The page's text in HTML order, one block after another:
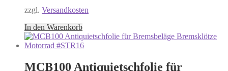
zzgl. Versandkosten
In den Warenkorb
MCB100 Antiquietschfolie für